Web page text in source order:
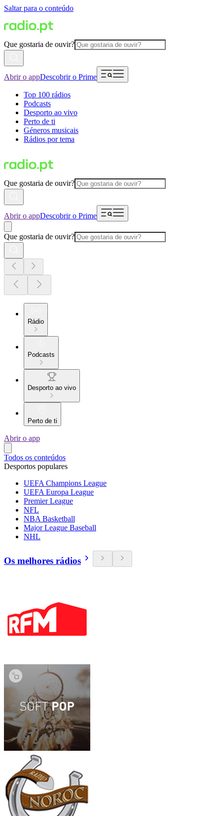
Saltar para o conteúdo
Que gostaria de ouvir?
Abrir o appDescobrir o Prime
Top 100 rádios
Podcasts
Desporto ao vivo
Perto de ti
Géneros musicais
Rádios por tema
Que gostaria de ouvir?
Abrir o appDescobrir o Prime
Que gostaria de ouvir?
Rádio
Podcasts
Desporto ao vivo
Perto de ti
Abrir o app
Todos os conteúdos
Desportos populares
UEFA Champions League
UEFA Europa League
Premier League
NFL
NBA Basketball
Major League Baseball
NHL
Os melhores rádios